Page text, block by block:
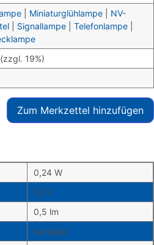
Miniaturglühlampe
NV-
Signallampe Telefonlampe
19%)
Zum Merkzettel hinzufügen
0,24 W
12 V
0,5 lm
sonstige